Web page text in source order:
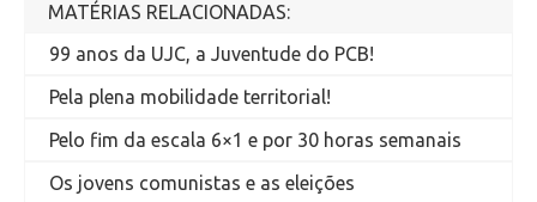
MATÉRIAS RELACIONADAS:
99 anos da UJC, a Juventude do PCB!
Pela plena mobilidade territorial!
Pelo fim da escala 6×1 e por 30 horas semanais
Os jovens comunistas e as eleições